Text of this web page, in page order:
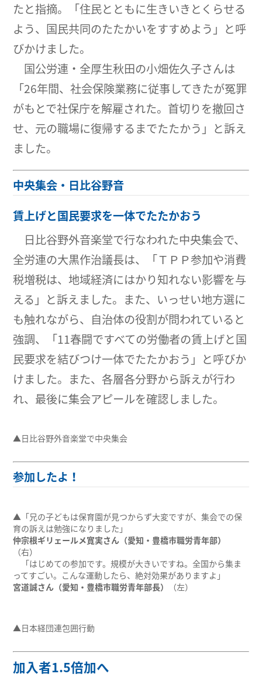
たと指摘。「住民とともに生きいきとくらせる
よう、国民共同のたたかいをすすめよう」と呼
びかけました。
国公労連・全厚生秋田の小畑佐久子さんは
「26年間、社会保険業務に従事してきたが冤罪
がもとで社保庁を解雇された。首切りを撤回さ
せ、元の職場に復帰するまでたたかう」と訴え
ました。
中央集会・日比谷野音
賃上げと国民要求を一体でたたかおう
日比谷野外音楽堂で行なわれた中央集会で、
全労連の大黒作治議長は、「ＴＰＰ参加や消費
税増税は、地域経済にはかり知れない影響を与
える」と訴えました。また、いっせい地方選に
も触れながら、自治体の役割が問われていると
強調、「11春闘ですべての労働者の賃上げと国
民要求を結びつけ一体でたたかおう」と呼びか
けました。また、各層各分野から訴えが行わ
れ、最後に集会アピールを確認しました。
▲日比谷野外音楽堂で中央集会
参加したよ！
▲「兄の子どもは保育園が見つからず大変ですが、集会での保
育の訴えは勉強になりました」
仲宗根ギリェールメ寛実さん（愛知・豊橋市職労青年部）
（右）
「はじめての参加です。規模が大きいですね。全国から集ま
ってすごい。こんな運動したら、絶対効果がありますよ」
宮道誠さん（愛知・豊橋市職労青年部長）
（左）
▲日本経団連包囲行動
加入者1.5倍加へ